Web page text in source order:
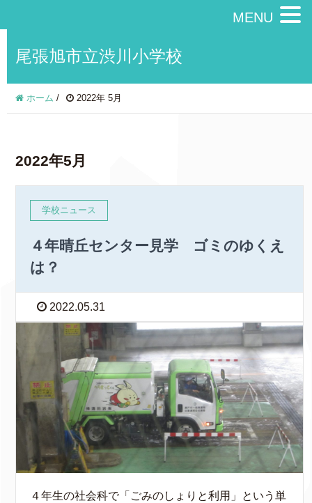
尾張旭市立渋川小学校
ホーム / 2022年 5月
2022年5月
学校ニュース
４年晴丘センター見学 ゴミのゆくえ
は？
2022.05.31
４年生の社会科で「ごみのしょりと利用」という単
MENU